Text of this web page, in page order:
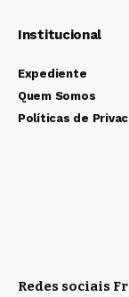
Institucional
Expediente
Quem Somos
Políticas de
Redes sociais